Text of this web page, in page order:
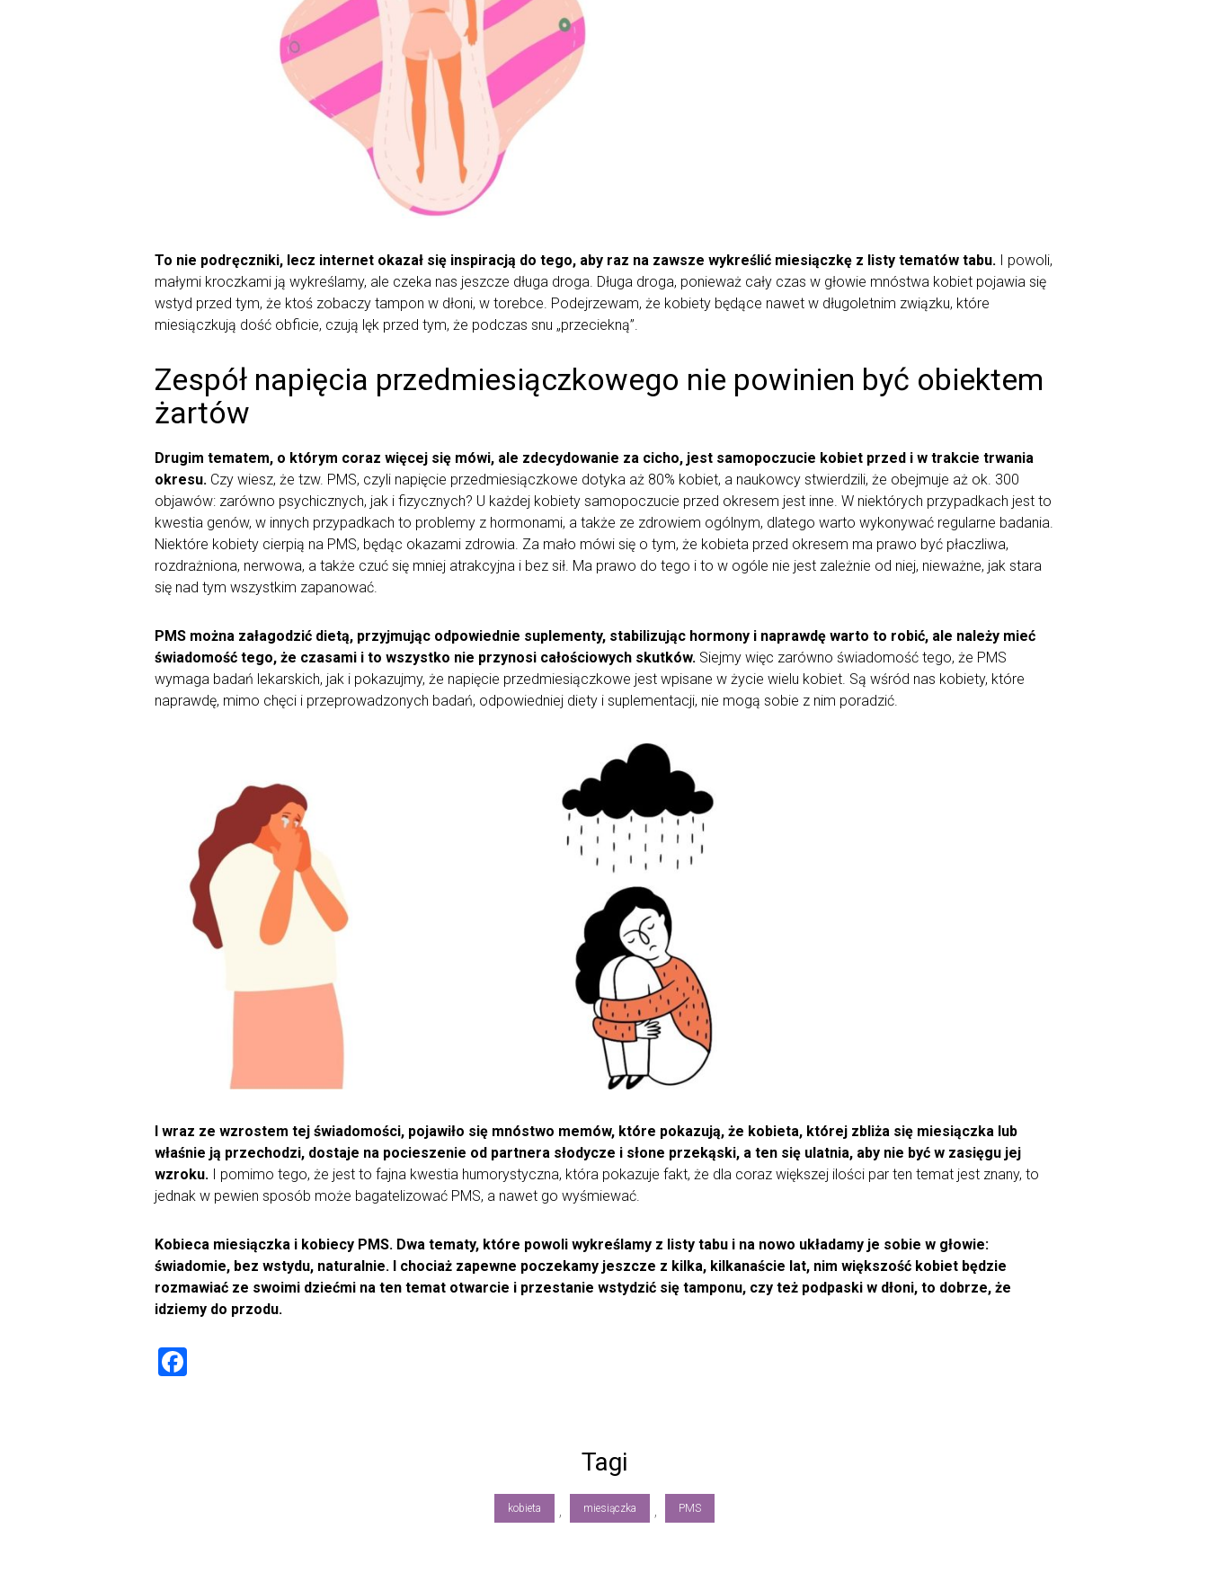
To nie podręczniki, lecz internet okazał się inspiracją do tego, aby raz na zawsze wykreślić miesiączkę z listy tematów tabu. I powoli,
małymi kroczkami ją wykreślamy, ale czeka nas jeszcze długa droga. Długa droga, ponieważ cały czas w głowie mnóstwa kobiet pojawia się
wstyd przed tym, że ktoś zobaczy tampon w dłoni, w torebce. Podejrzewam, że kobiety będące nawet w długoletnim związku, które
miesiączkują dość obficie, czują lęk przed tym, że podczas snu „przeciekną”.
Zespół napięcia przedmiesiączkowego nie powinien być obiektem
żartów
Drugim tematem, o którym coraz więcej się mówi, ale zdecydowanie za cicho, jest samopoczucie kobiet przed i w trakcie trwania
okresu. Czy wiesz, że tzw. PMS, czyli napięcie przedmiesiączkowe dotyka aż 80% kobiet, a naukowcy stwierdzili, że obejmuje aż ok. 300
objawów: zarówno psychicznych, jak i fizycznych? U każdej kobiety samopoczucie przed okresem jest inne. W niektórych przypadkach jest to
kwestia genów, w innych przypadkach to problemy z hormonami, a także ze zdrowiem ogólnym, dlatego warto wykonywać regularne badania.
Niektóre kobiety cierpią na PMS, będąc okazami zdrowia. Za mało mówi się o tym, że kobieta przed okresem ma prawo być płaczliwa,
rozdrażniona, nerwowa, a także czuć się mniej atrakcyjna i bez sił. Ma prawo do tego i to w ogóle nie jest zależnie od niej, nieważne, jak stara
się nad tym wszystkim zapanować.
PMS można załagodzić dietą, przyjmując odpowiednie suplementy, stabilizując hormony i naprawdę warto to robić, ale należy mieć
świadomość tego, że czasami i to wszystko nie przynosi całościowych skutków. Siejmy więc zarówno świadomość tego, że PMS
wymaga badań lekarskich, jak i pokazujmy, że napięcie przedmiesiączkowe jest wpisane w życie wielu kobiet. Są wśród nas kobiety, które
naprawdę, mimo chęci i przeprowadzonych badań, odpowiedniej diety i suplementacji, nie mogą sobie z nim poradzić.
I wraz ze wzrostem tej świadomości, pojawiło się mnóstwo memów, które pokazują, że kobieta, której zbliża się miesiączka lub
właśnie ją przechodzi, dostaje na pocieszenie od partnera słodycze i słone przekąski, a ten się ulatnia, aby nie być w zasięgu jej
wzroku. I pomimo tego, że jest to fajna kwestia humorystyczna, która pokazuje fakt, że dla coraz większej ilości par ten temat jest znany, to
jednak w pewien sposób może bagatelizować PMS, a nawet go wyśmiewać.
Kobieca miesiączka i kobiecy PMS. Dwa tematy, które powoli wykreślamy z listy tabu i na nowo układamy je sobie w głowie:
świadomie, bez wstydu, naturalnie. I chociaż zapewne poczekamy jeszcze z kilka, kilkanaście lat, nim większość kobiet będzie
rozmawiać ze swoimi dziećmi na ten temat otwarcie i przestanie wstydzić się tamponu, czy też podpaski w dłoni, to dobrze, że
idziemy do przodu.
Tagi
kobieta , miesiączka , PMS